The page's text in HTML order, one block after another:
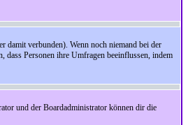
damit verbunden). Wenn noch niemand bei der
Personen ihre Umfragen beeinflussen, indem
und der Boardadministrator können dir die